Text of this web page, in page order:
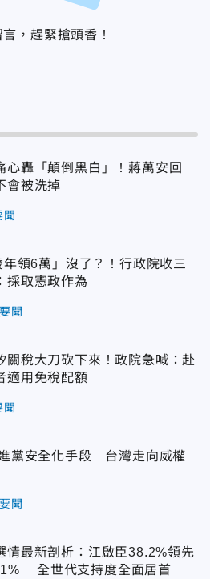
，趕緊搶頭香！
心轟「顛倒黑白」！蔣萬安回
會被洗掉
聞
年領6萬」沒了？！行政院收三
採取憲政作為
要聞
關稅大刀砍下來！政院急喊：赴
適用免稅配額
聞
黨安全化手段 台灣走向威權
要聞
情最新剖析：江啟臣38.2%領先
全世代支持度全面居首